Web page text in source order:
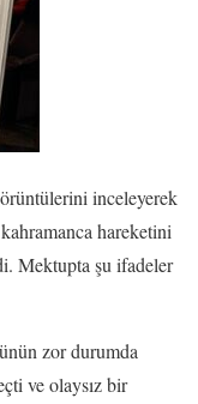
inceleyerek
hareketini
Mektupta şu ifadeler
zor durumda
ve olaysız bir